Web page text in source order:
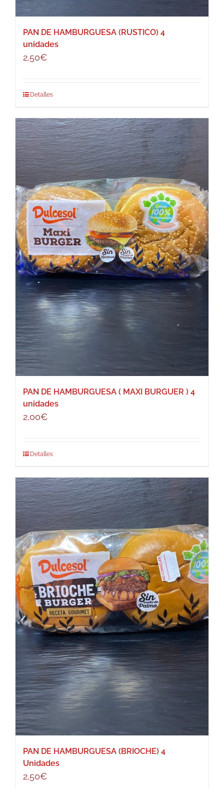
PAN DE HAMBURGUESA (RUSTICO) 4
unidades
2,50€
Detalles
PAN DE HAMBURGUESA ( MAXI BURGUER ) 4
unidades
2,00€
Detalles
PAN DE HAMBURGUESA (BRIOCHE) 4
Unidades
2,50€